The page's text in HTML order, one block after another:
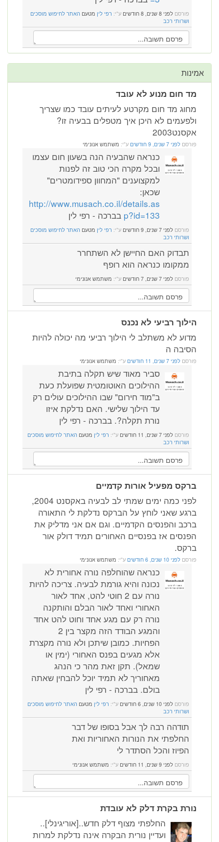
פורסם לפני 8 שנים, 8 חודשים ע"י: רפי לין מטעם האתר לחיפוש מוסכים
ושרותי רכב
אמינות
מד חום מנוע לא עובד
מחוג מד חום מקרטע לעיתים עובד כמו שצריך
ולפעמים לא היכן איך מטפלים בבעיה זו?
אקסנט2003
פורסם לפני 7 שנים, 9 חודשים ע"י: משתמש אנונימי
כנראה שהבעיה הנה בשעון חום עצמו
ובכל מקרה הכי טוב זה לפנות
למקצוענים "המחוון ספידומטרים"
שכאן:
http://www.musach.co.il/details.as
p?id=133 בברכה - רפי לין
פורסם לפני 7 שנים, 9 חודשים ע"י: רפי לין מטעם האתר לחיפוש מוסכים
ושרותי רכב
תבדוק האם החיישן לא השתחרר
ממקומו כנראה הוא רופף
פורסם לפני 7 שנים, 7 חודשים ע"י: משתמש אנונימי
הילוך רביעי לא נכנס
מדוע לא משתלב לי הילוך רביעי מה יכולה להיות
הסיבה ה
פורסם לפני 7 שנים, 11 חודשים ע"י: משתמש אנונימי
סביר מאוד שיש תקלה בתיבת
ההילוכים האוטומטית שפועלת כעת
ב"מוד חירום" שבו ההילוכים עולים רק
עד הילוך שלישי. האם נדלקת איזו
נורת תקלה?. בברכה - רפי לין
פורסם לפני 7 שנים, 11 חודשים ע"י: רפי לין מטעם האתר לחיפוש מוסכים
ושרותי רכב
ברקס מפעיל אורות קדמיים
לפני כמה ימים שמתי לב לבעיה באקסנט 2004,
ברגע שאני לוחץ על הברקס נדלקת לי התאורה
ברכב והפנסים הקדמיים. וגם אם אני מדליק את
הפנסים אז בפנסיים האחורים תמיד דולק אור
ברקס.
פורסם לפני 10 שנים, 6 חודשים ע"י: משתמש אנונימי
כנראה שהוחלפה נורה אחורית לא
נכונה והיא גורמת לבעיה. צריכה להיות
נורה עם 2 חוטי להט, אחד לאור
האחורי ואחד לאור הבלם והותקנה
נורה רק עם מגע אחד וחוט להט אחד
והמגע הבודד הזה מקצר בין 2
הפחיות. כמובן שיתכן ולא נורה מקצרת
אלא מגעים בפנס האחורי (ימין או
שמאל). תקן זאת מהר כי הנהג
מאחוריך לא תמיד יוכל להבחין שאתה
בולם. בברכה - רפי לין
פורסם לפני 10 שנים, 6 חודשים ע"י: רפי לין מטעם האתר לחיפוש מוסכים
ושרותי רכב
תודהה רבה לך אבל בסופו של דבר
החלפתי את הנורות האחוריות ואת
הפיוז והכל הסתדר לי
פורסם לפני 9 שנים, 11 חודשים ע"י: משתמש אנונימי
נורת בקרת דלק לא עובדת
החלפתי מצוף דלק חדש..[אוריגינלי]..
ועדיין נורית הבקרה אינה נדלקת למרות